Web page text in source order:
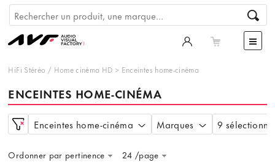
HiFi Stéréo / Home cinéma HD > Enceintes home-cinéma
ENCEINTES HOME-CINÉMA
Enceintes home-cinéma Marques 9
Ordonner par pertinence 24 /page